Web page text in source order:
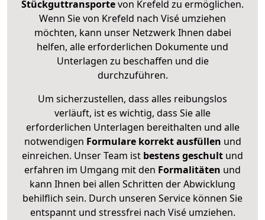
Stückguttransportevon Krefeld zu ermöglichen.
Wenn Sie von Krefeld nach Visé umziehen
möchten, kann unser Netzwerk Ihnen dabei
helfen, alle erforderlichen Dokumente und
Unterlagen zu beschaffen und die
durchzuführen.
Um sicherzustellen, dass alles reibungslos
verläuft, ist es wichtig, dass Sie alle
erforderlichen Unterlagen bereithalten und alle
notwendigen Formulare korrekt ausfüllen und
einreichen. Unser Team ist bestens geschult und
erfahren im Umgang mit den Formalitäten und
kann Ihnen bei allen Schritten der Abwicklung
behilflich sein. Durch unseren Service können Sie
entspannt und stressfrei nach Visé umziehen.